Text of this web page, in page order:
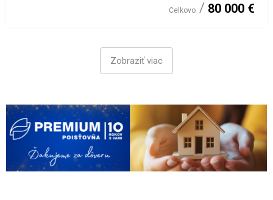
Celkovo 80 000 €
Zobraziť viac